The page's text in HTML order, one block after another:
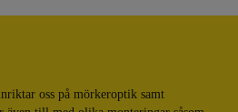
oss på mörkeroptik samt